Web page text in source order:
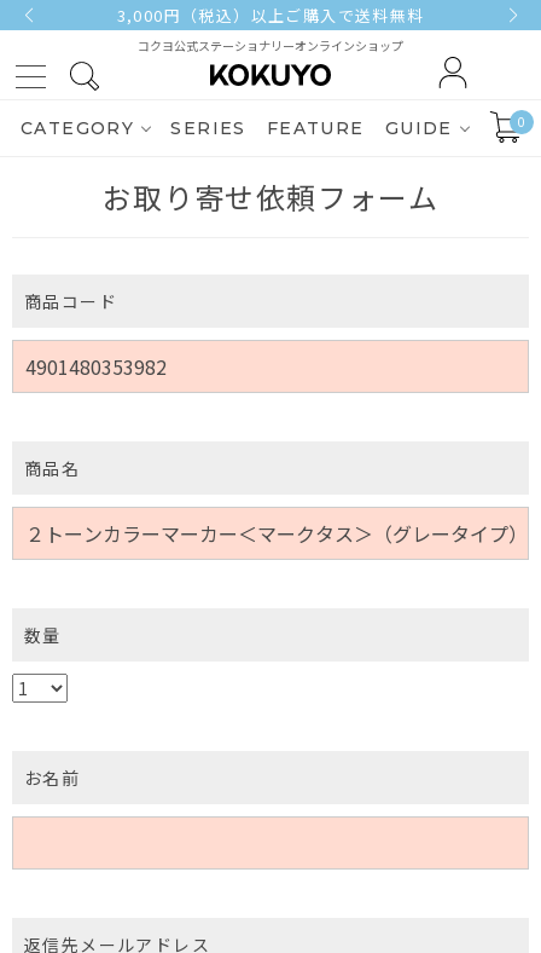
3,000円（税込）以上ご購入で送料無料
コクヨ公式ステーショナリーオンラインショップ
CATEGORY SERIES FEATURE GUIDE 0
お取り寄せ依頼フォーム
商品コード
商品名
数量
お名前
返信先メールアドレス